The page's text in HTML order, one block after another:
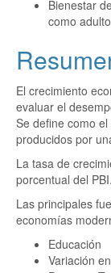
Bienestar
como
El crecimiento
evaluar el
Se define como
producidos por
La tasa de
porcentual del PBI.
Las principales
economías
Educación
Variación